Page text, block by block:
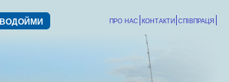
ВОДОЙМИ СПІВПРАЦЯ
КОНТАКТИ
ПРО НАС